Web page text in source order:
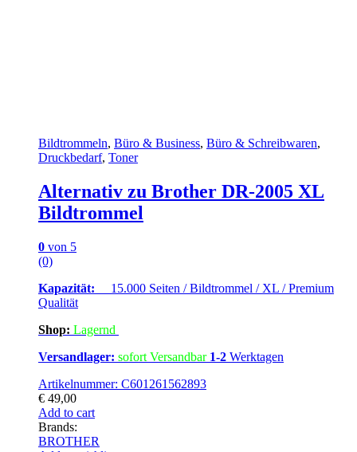
Bildtrommeln, Büro & Business, Büro & Schreibwaren,
Druckbedarf, Toner
Alternativ zu Brother DR-2005 XL
Bildtrommel
0 von 5
(0)
Kapazität: 15.000 Seiten / Bildtrommel / XL / Premium
Qualität
Shop: Lagernd
Versandlager: sofort Versandbar 1-2 Werktagen
Artikelnummer: C601261562893
€ 49,00
Add to cart
Brands:
BROTHER